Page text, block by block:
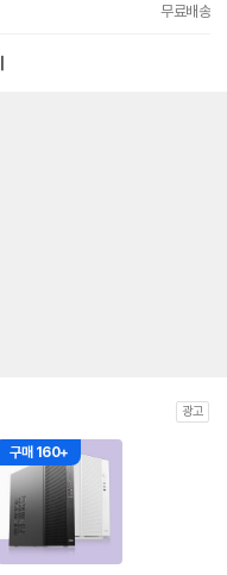
무료배송
광고
구매 160+